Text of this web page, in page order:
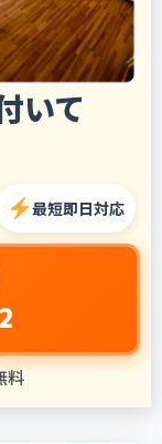
いて
最短即日対応
料